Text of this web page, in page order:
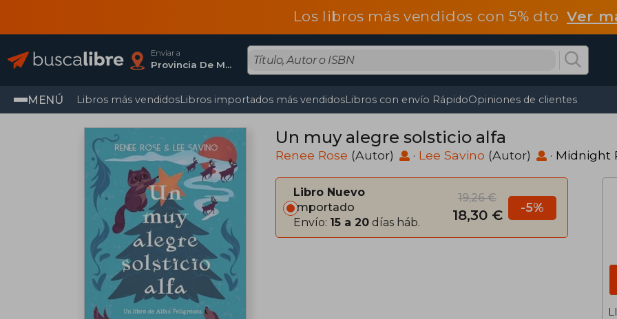
Los libros más vendidos con 5% dtoVer
Enviar a
Provincia De Madrid
MENÚ Libros más vendidosLibros importados más vendidosLibros con envío RápidoOpiniones de clientes
Un muy alegre solsticio alfa
Renee Rose (Autor) · Lee Savino (Autor) · Midnight
Libro Nuevo
Importado
Envío: 15 a 20 días háb.
19,26 €
18,30 € -5%